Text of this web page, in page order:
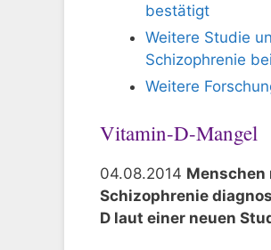
bestätigt
Weitere Studie
Schizophrenie
Weitere
Vitamin-D-Mangel
04.08.2014 Menschen
Schizophrenie
D laut einer neuen